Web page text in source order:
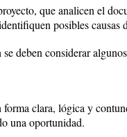
que analicen el
posibles
deben considerar
clara, lógica y
una oportunidad.